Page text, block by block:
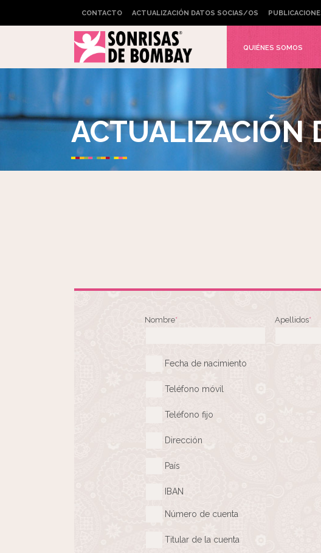
CONTACTO ACTUALIZACIÓN DATOS SOCIAS/OS
QUIÉNES SOMOS
ACTUALIZACIÓN
Nombre* Apellidos*
Fecha de nacimiento
Teléfono móvil
Teléfono fijo
Dirección
País
IBAN
Número de cuenta
Titular de la cuenta